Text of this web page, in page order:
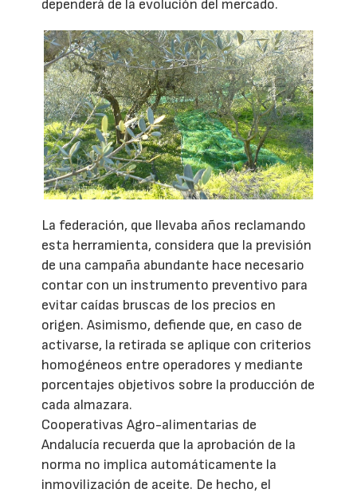
dependerá de la evolución del mercado.
La federación, que llevaba años reclamando
esta herramienta, considera que la previsión
de una campaña abundante hace necesario
contar con un instrumento preventivo para
evitar caídas bruscas de los precios en
origen. Asimismo, defiende que, en caso de
activarse, la retirada se aplique con criterios
homogéneos entre operadores y mediante
porcentajes objetivos sobre la producción de
cada almazara.
Cooperativas Agro-alimentarias de
Andalucía recuerda que la aprobación de la
norma no implica automáticamente la
inmovilización de aceite. De hecho, el